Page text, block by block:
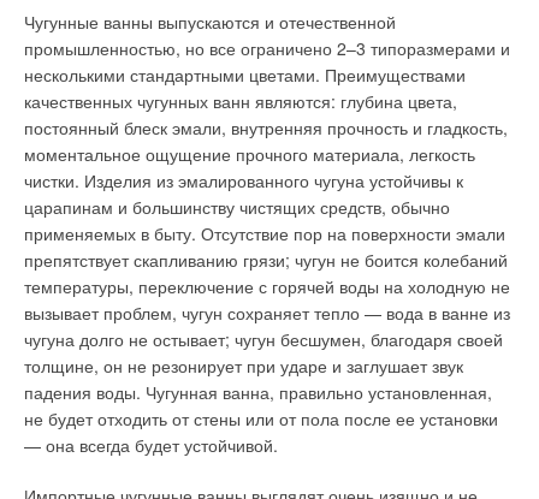
Чугунные ванны выпускаются и отечественной
промышленностью, но все ограничено 2–3 типоразмерами и
несколькими стандартными цветами. Преимуществами
качественных чугунных ванн являются: глубина цвета,
постоянный блеск эмали, внутренняя прочность и гладкость,
моментальное ощущение прочного материала, легкость
чистки. Изделия из эмалированного чугуна устойчивы к
царапинам и большинству чистящих средств, обычно
применяемых в быту. Отсутствие пор на поверхности эмали
препятствует скапливанию грязи; чугун не боится колебаний
температуры, переключение с горячей воды на холодную не
вызывает проблем, чугун сохраняет тепло — вода в ванне из
чугуна долго не остывает; чугун бесшумен, благодаря своей
толщине, он не резонирует при ударе и заглушает звук
падения воды. Чугунная ванна, правильно установленная,
не будет отходить от стены или от пола после ее установки
— она всегда будет устойчивой.
и т.п.), пьезорозжиг и электронный розжиг. Механический и
пьезорозжиг не имеют принципиальных различий — просто
во втором варианте для удобства вместо спички
используется встроенный пьезоэлемент. Срок службы
пьезоэлемента — количество нажатий должно быть не менее
В таких колонках запальный фитиль горит постоянно. При
открытии крана горячей воды запальный фитиль
автоматически зажигает горелку, при помощи которой и
происходит нагрев воды в теплообменнике. В колонках с
электронным розжигом запальный фитиль зажигается только
при открывании горячей воды. Это очень выгодно как с
экономической точки зрения, когда для работы используется
сжиженный газ, так и с точки зрения безопасности: вам не
нужно беспокоиться, отключили ли вы колонку, уходя из
дома.
Компактность и относительная простота монтажа, за счет
Оно лучше адаптировано, например, к возможным сбоям в
подаче к нему энергоносителей. Многие западные фирмы,
давно работающие на российском рынке, специально
занимаются вопросами, связанными с подобной
адаптацией. Принимая решение о выборе теплогенератора,
особенно в сложной с большим количеством разноплановых
потребителей теплоты схеме теплоснабжения, необходимо
помнить об обеспечении его надежности эксплуатации в
более суровых условиях России.
Экономия в этом случае может впоследствии привести к
большим эксплуатационным затратам и обернуться для
заказчика в лучшем случае высокой стоимостью
эксплуатации оборудования, в худшем — необходимостью
дополнительных затрат на восстановительный ремонт
инженерных систем, а иногда и самого здания. И все-таки
главными критериями выбора теплового оборудования
следует признать его технические показатели, так как
квалифицированный выбор инженерного решения может